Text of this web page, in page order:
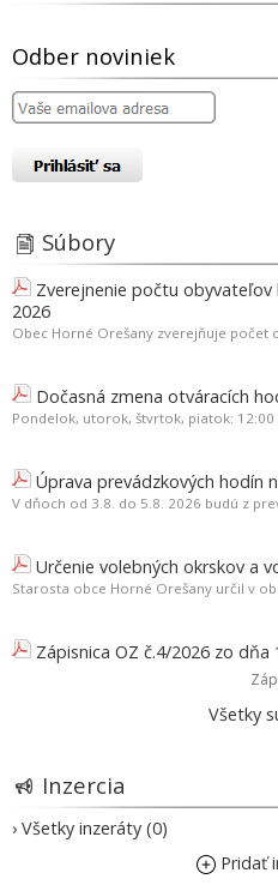
Odber noviniek
Súbory
Zverejnenie počtu obyvateľov
2026
Obec Horné Orešany zverejňuje počet
Dočasná zmena otváracích
Pondelok, utorok, štvrtok, piatok: 12:00
Úprava prevádzkových hodín
V dňoch od 3.8. do 5.8. 2026 budú z
Určenie volebných okrskov a
Starosta obce Horné Orešany určil v
Zápisnica OZ č.4/2026 zo dňa
Všetky
Inzercia
› Všetky inzeráty (0)
Pridať